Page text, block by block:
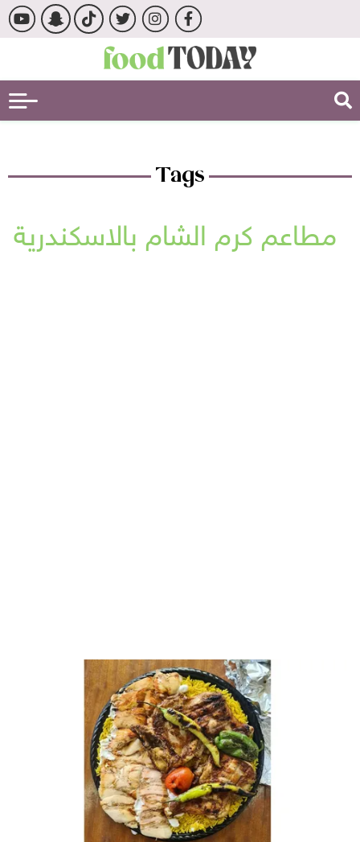
Tags
مطاعم كرم الشام بالاسكندرية